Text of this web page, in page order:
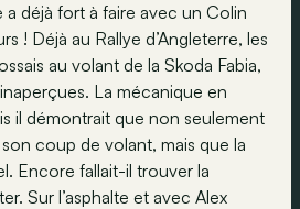
déjà fort à faire avec un Colin
! Déjà au Rallye d’Angleterre, les
au volant de la Skoda Fabia,
La mécanique en
il démontrait que non seulement
son coup de volant, mais que la
Encore fallait-il trouver la
Sur l’asphalte et avec Alex